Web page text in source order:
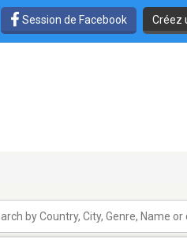
Session de Facebook Créez